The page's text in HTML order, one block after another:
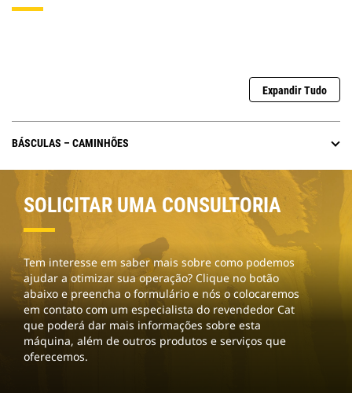
Expandir Tudo
BÁSCULAS – CAMINHÕES
SOLICITAR UMA CONSULTORIA
Tem interesse em saber mais sobre como podemos
ajudar a otimizar sua operação? Clique no botão
abaixo e preencha o formulário e nós o colocaremos
em contato com um especialista do revendedor Cat
que poderá dar mais informações sobre esta
máquina, além de outros produtos e serviços que
oferecemos.